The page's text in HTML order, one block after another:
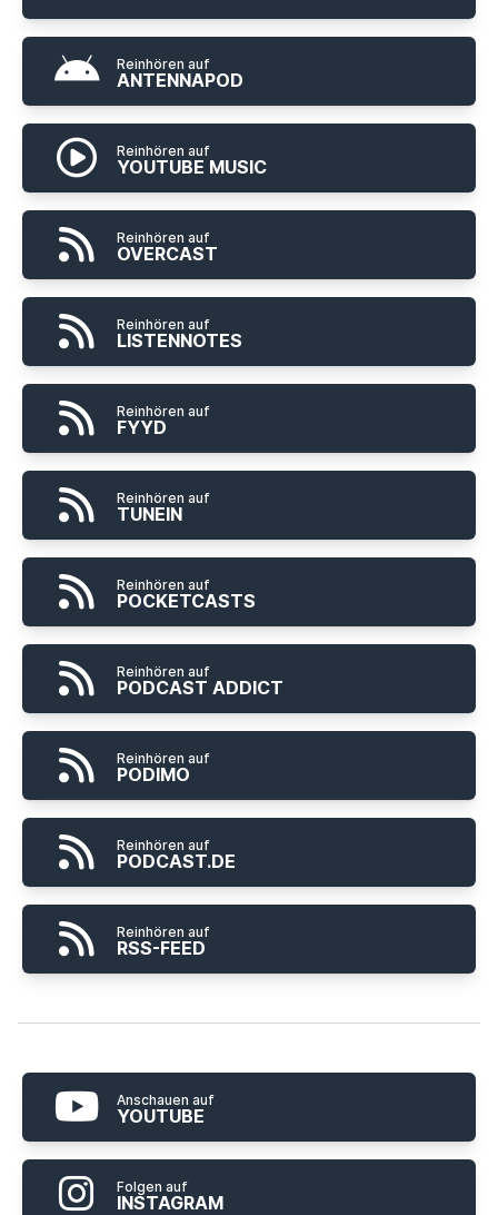
Reinhören auf
ANTENNAPOD
Reinhören auf
YOUTUBE MUSIC
Reinhören auf
OVERCAST
Reinhören auf
LISTENNOTES
Reinhören auf
FYYD
Reinhören auf
TUNEIN
Reinhören auf
POCKETCASTS
Reinhören auf
PODCAST ADDICT
Reinhören auf
PODIMO
Reinhören auf
PODCAST.DE
Reinhören auf
RSS-FEED
Anschauen auf
YOUTUBE
Folgen auf
INSTAGRAM